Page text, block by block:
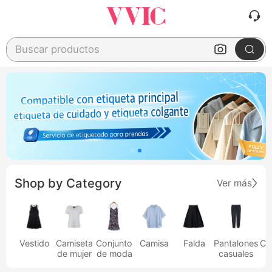
Buscar productos
Shop by Category Ver más
Vestido
Camiseta
de mujer
Conjunto
de moda
Camisa Falda
Pantalones
casuales